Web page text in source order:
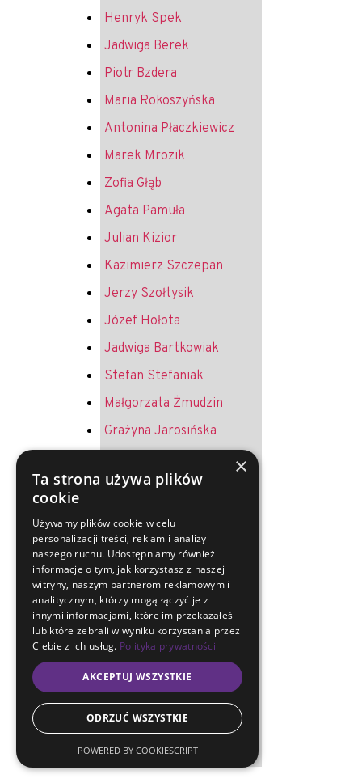
Henryk Spek
Jadwiga Berek
Piotr Bzdera
Maria Rokoszyńska
Antonina Płaczkiewicz
Marek Mrozik
Zofia Głąb
Agata Pamuła
Julian Kizior
Kazimierz Szczepan
Jerzy Szołtysik
Józef Hołota
Jadwiga Bartkowiak
Stefan Stefaniak
Małgorzata Żmudzin
Grażyna Jarosińska
Andrzej Jureczek
Jerzy Oruba
Ryszard Merkel
Sławoj Kapitański
Arkadiusz Musialski
Maria Lewandowska
Mirosława Magryś-
Lukosek
Ewa Artymiuk
Krystyna Micherdzińska
×
Ta strona używa plików
cookie
Używamy plików cookie w celu
personalizacji treści, reklam i analizy
naszego ruchu. Udostępniamy również
informacje o tym, jak korzystasz z naszej
witryny, naszym partnerom reklamowym i
analitycznym, którzy mogą łączyć je z
innymi informacjami, które im przekazałeś
lub które zebrali w wyniku korzystania przez
Ciebie z ich usług. Polityka prywatności
AKCEPTUJ WSZYSTKIE
ODRZUĆ WSZYSTKIE
POWERED BY COOKIESCRIPT